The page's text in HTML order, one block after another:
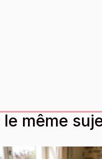
le même